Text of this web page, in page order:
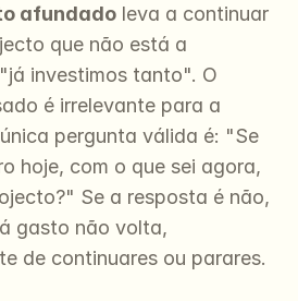
afundado leva a continuar
que não está a
investimos tanto". O
é irrelevante para a
pergunta válida é: "Se
hoje, com o que sei agora,
Se a resposta é não,
gasto não volta,
de continuares ou parares.